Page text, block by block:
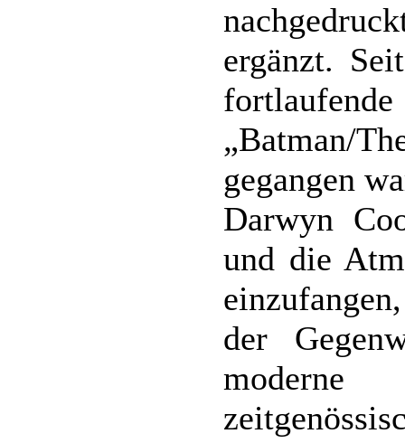
ergänzt.
„Batman/
gegangen
Darwyn
und die
der